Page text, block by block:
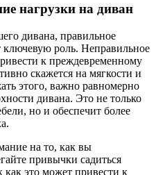
нагрузки на диван
дивана, правильное
ключевую роль. Неправильное
к преждевременному
скажется на мягкости и
этого, важно равномерно
дивана. Это не только
но и обеспечит более
на то, как вы
привычки садиться
как это может привести к